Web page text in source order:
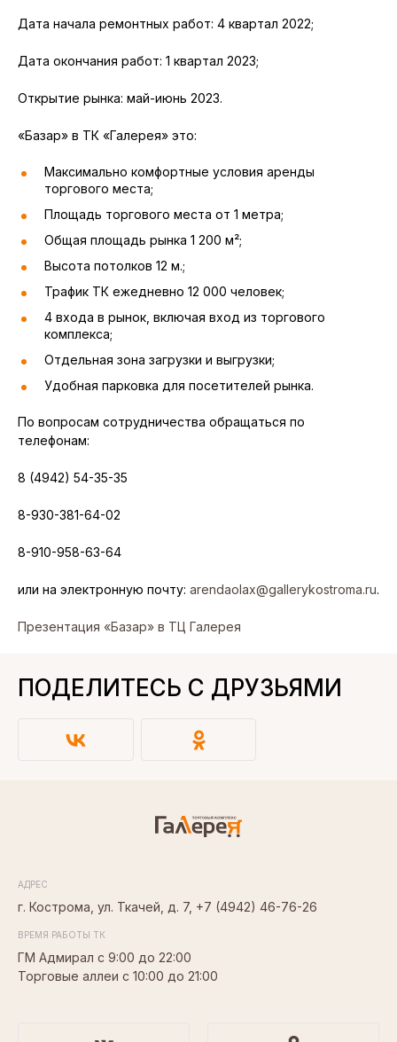
Плотность населения г. Кострома
г. Кострома, ул. Ткачей, д. 7,+7 (4942) 46-76-26
ГМ Адмирал с 9:00 до 22:00
Торговые аллеи с 10:00 до 21:00
Дата начала ремонтных работ: 4 квартал 2022;
Дата окончания работ: 1 квартал 2023;
Открытие рынка: май-июнь 2023.
«Базар» в ТК «Галерея» это:
Максимально комфортные условия аренды
торгового места;
Площадь торгового места от 1 метра;
Общая площадь рынка 1 200 м²;
Высота потолков 12 м.;
Трафик ТК ежедневно 12 000 человек;
4 входа в рынок, включая вход из торгового
комплекса;
Отдельная зона загрузки и выгрузки;
Удобная парковка для посетителей рынка.
По вопросам сотрудничества обращаться по
телефонам:
8 (4942) 54-35-35
8-930-381-64-02
8-910-958-63-64
или на электронную почту: arendaolax@gallerykostroma.ru.
Презентация «Базар» в ТЦ Галерея
ПОДЕЛИТЕСЬ С ДРУЗЬЯМИ
АДРЕС
г. Кострома, ул. Ткачей, д. 7, +7 (4942) 46-76-26
ВРЕМЯ РАБОТЫ ТК
ГМ Адмирал с 9:00 до 22:00
Торговые аллеи с 10:00 до 21:00